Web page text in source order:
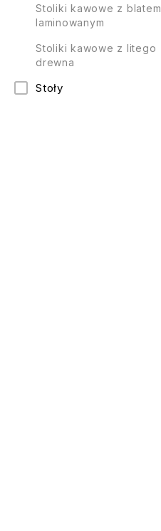
Stoliki kawowe z blatem
laminowanym
Stoliki kawowe z litego
drewna
Stoły